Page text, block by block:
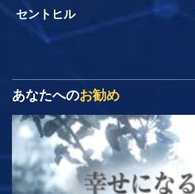
セントヒル
あなたへのお勧め